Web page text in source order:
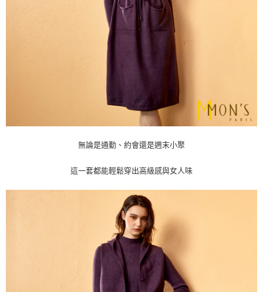
無論是通勤、約會還是週末小聚
這一套都能輕鬆穿出高級感與女人味